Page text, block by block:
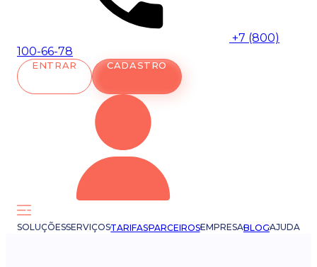
+7 (800)
100-66-78
ENTRAR CADASTRO
SOLUÇÕESSERVIÇOSTARIFASPARCEIROSEMPRESABLOGAJUDA